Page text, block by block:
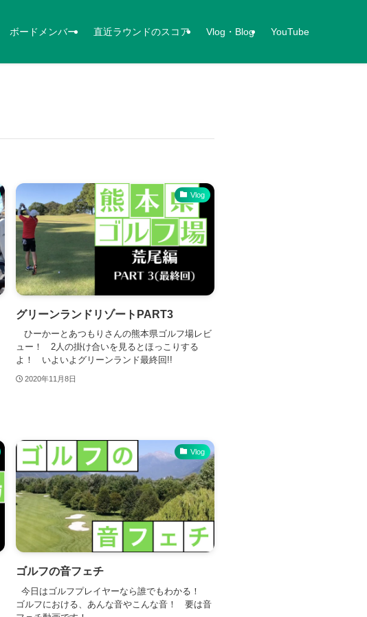
ボードメンバー 直近ラウンドのスコア Vlog・Blog YouTube
Vlog
グリーンランドリゾートPART3
ひーかーとあつもりさんの熊本県ゴルフ場レビ
ュー！ 2人の掛け合いを見るとほっこりする
よ！ いよいよグリーンランド最終回!!
2020年11月8日
Vlog
ゴルフの音フェチ
今日はゴルフプレイヤーなら誰でもわかる！
ゴルフにおける、あんな音やこんな音！ 要は音